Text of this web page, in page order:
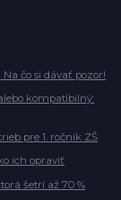
čo si dávať pozor!
kompatibilný:
pre 1. ročník ZŠ
ich opraviť
šetrí až 70 %